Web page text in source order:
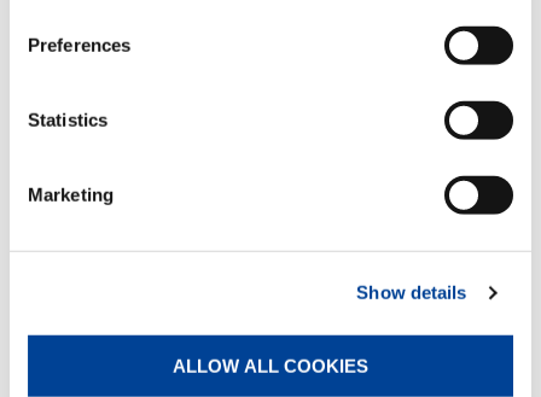
Preferences
Statistics
Marketing
Show details
ALLOW ALL COOKIES
FLÈCHE PRINCIPALE
RALLONGE DE FLÈCHE
CROCHETS-MOUFLES
1-rollig und 3-rollig